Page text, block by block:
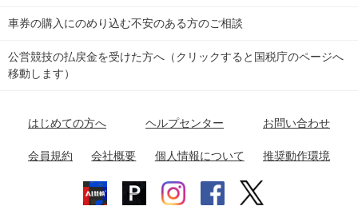
チャリロトプラザ
関
東
小田原競輪場
名古屋競輪場 岐阜競輪場 大垣競輪場 豊橋競輪場
富山競輪場 松阪競輪場 四日市競輪場
福井競輪場 奈良競輪場 向日町競輪場
Perfecta Navi
netkeirin
車券の購入にのめり込む不安のある方のご相談
公営競技の払戻金を受けた方へ（クリックすると国税庁のページへ
移動します）
はじめての方へ ヘルプセンター お問い合わせ
会員規約 会社概要 個人情報について 推奨動作環境